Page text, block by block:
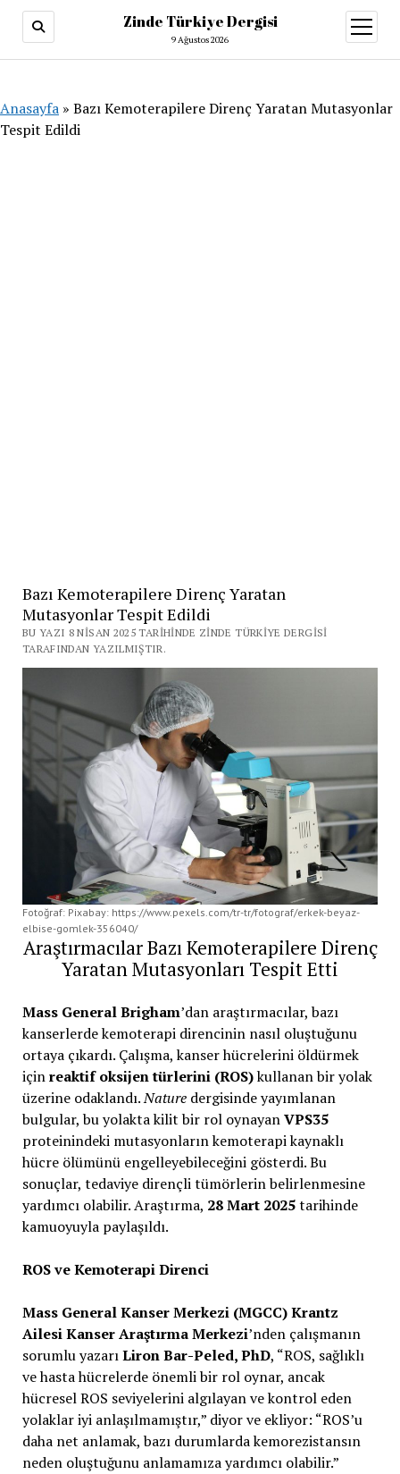
Zinde Türkiye Dergisi
9 Ağustos 2026
aç
Anasayfa » Bazı Kemoterapilere Direnç Yaratan Mutasyonlar
Tespit Edildi
Bazı Kemoterapilere Direnç Yaratan
Mutasyonlar Tespit Edildi
BU YAZI 8 NISAN 2025 TARIHINDE ZINDE TÜRKIYE DERGISI
TARAFINDAN YAZILMIŞTIR.
Fotoğraf: Pixabay: https://www.pexels.com/tr-tr/fotograf/erkek-beyaz-
elbise-gomlek-356040/
Araştırmacılar Bazı Kemoterapilere Direnç
Yaratan Mutasyonları Tespit Etti
Mass General Brigham’dan araştırmacılar, bazı
kanserlerde kemoterapi direncinin nasıl oluştuğunu
ortaya çıkardı. Çalışma, kanser hücrelerini öldürmek
içinreaktif oksijen türlerini (ROS)kullanan bir yolak
üzerine odaklandı.Naturedergisinde yayımlanan
bulgular, bu yolakta kilit bir rol oynayanVPS35
proteinindeki mutasyonların kemoterapi kaynaklı
hücre ölümünü engelleyebileceğini gösterdi. Bu
sonuçlar, tedaviye dirençli tümörlerin belirlenmesine
yardımcı olabilir. Araştırma, 28 Mart 2025tarihinde
kamuoyuyla paylaşıldı.
ROS ve Kemoterapi Direnci
Mass General Kanser Merkezi (MGCC) Krantz
Ailesi Kanser Araştırma Merkezi’nden çalışmanın
sorumlu yazarıLiron Bar-Peled, PhD, “ROS, sağlıklı
ve hasta hücrelerde önemli bir rol oynar, ancak
hücresel ROS seviyelerini algılayan ve kontrol eden
yolaklar iyi anlaşılmamıştır,” diyor ve ekliyor: “ROS’u
daha net anlamak, bazı durumlarda kemorezistansın
neden oluştuğunu anlamamıza yardımcı olabilir.”